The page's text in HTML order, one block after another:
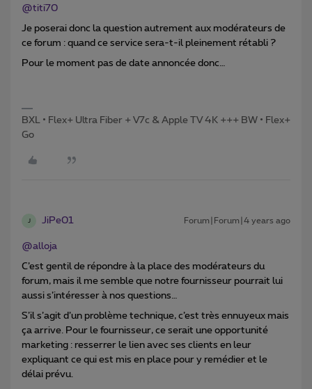
@titi70
Je poserai donc la question autrement aux modérateurs de
ce forum : quand ce service sera-t-il pleinement rétabli ?
Pour le moment pas de date annoncée donc…
BXL • Flex+ Ultra Fiber + V7c & Apple TV 4K +++ BW • Flex+
Go
J JiPe01 Forum|Forum|4 years ago
@alloja
C’est gentil de répondre à la place des modérateurs du
forum, mais il me semble que notre fournisseur pourrait lui
aussi s’intéresser à nos questions…
S’il s’agit d’un problème technique, c’est très ennuyeux mais
ça arrive. Pour le fournisseur, ce serait une opportunité
marketing : resserrer le lien avec ses clients en leur
expliquant ce qui est mis en place pour y remédier et le
délai prévu.